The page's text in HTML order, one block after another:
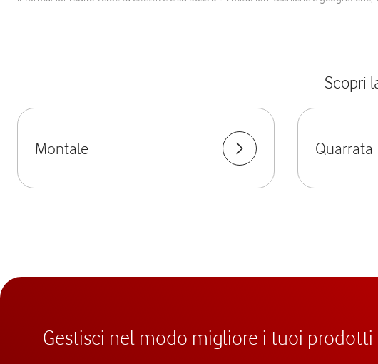
Scopri
Montale Quarrata
Gestisci nel modo migliore i tuoi prodotti